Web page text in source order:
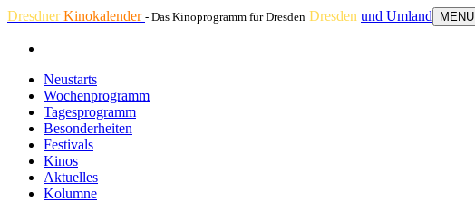
DresdnerKinokalender - Das Kinoprogramm für Dresden Dresden und Umland MENU
Neustarts
Wochenprogramm
Tagesprogramm
Besonderheiten
Festivals
Kinos
Aktuelles
Kolumne